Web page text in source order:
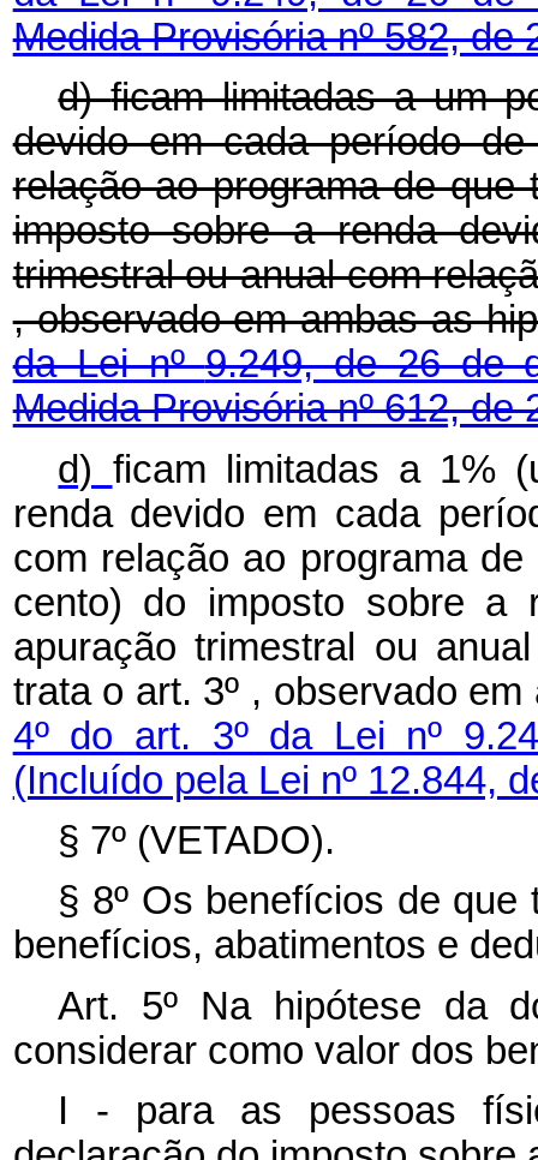
Medida Provisória nº 582, de
d)ficam limitadas a um
devido em cada período
relação ao programa de que
imposto sobre a renda
trimestral ou anual com
, observado em ambas as
da Lei nº9.249, de 26 de
Medida Provisória nº 612, de
d) ficam limitadas a 1%
renda devido em cada
com relação ao programa
cento) do imposto sobre a
apuração trimestral ou
trata o art. 3º , observado
4º do art. 3º da Lei nº
(Incluído pela Lei nº 12.844,
§ 7º (VETADO).
§ 8º Os benefícios de
benefícios, abatimentos e
Art. 5º Na hipótese da
considerar como valor dos
I - para as pessoas